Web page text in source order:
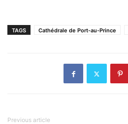
TAGS Cathédrale de Port-au-Prince
Previous article